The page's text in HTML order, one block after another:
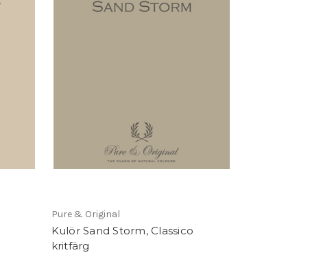
Pure & Original
Kulör Sand Storm, Classico
kritfärg